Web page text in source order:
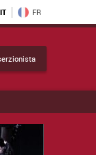
IT FR